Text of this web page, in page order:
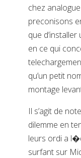
chez
preconisons
que
en ce qui
qu’un petit
montage
Il s’agit de
dilemme en
leurs ordi a
surfant sur